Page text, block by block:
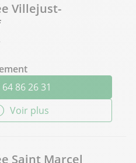
Villejust-
64 86 26 31
Voir plus
Saint Marcel